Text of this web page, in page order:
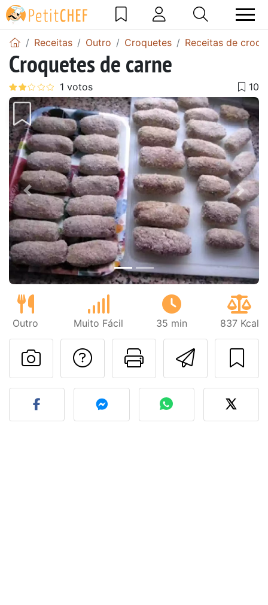
Receitas Outro Croquetes Receitas de
Croquetes de carne
Anterior Next
Outro Muito Fácil 35 min 837 Kcal
Imprima
Falar com o autor
Fez esta receita?